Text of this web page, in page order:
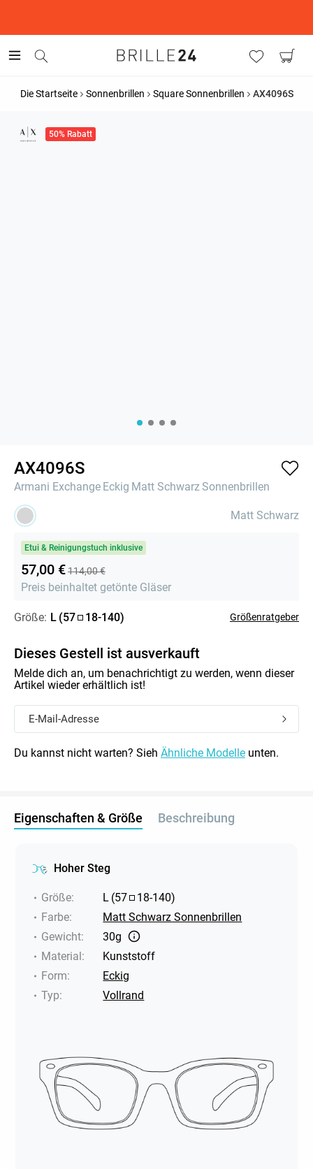
Die Startseite Sonnenbrillen Square Sonnenbrillen AX4096S
50% Rabatt
AX4096S
Armani Exchange Eckig Matt Schwarz Sonnenbrillen
Matt Schwarz
Etui & Reinigungstuch inklusive
57,00 €114,00 €
Preis beinhaltet getönte Gläser
Größe: L (57 18-140) Größenratgeber
Dieses Gestell ist ausverkauft
Melde dich an, um benachrichtigt zu werden, wenn dieser
Artikel wieder erhältlich ist!
Du kannst nicht warten? Sieh Ähnliche Modelle unten.
Eigenschaften & Größe Beschreibung
Hoher Steg
Größe: L (57 18-140)
Farbe:
Matt Schwarz Sonnenbrillen
Gewicht:
30g
Material:
Kunststoff
Form:
Eckig
Typ: Vollrand